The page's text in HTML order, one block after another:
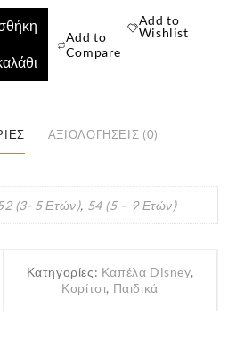
Add to
Compare
Add to
Wishlist
ΑΞΙΟΛΟΓΉΣΕΙΣ (0)
(3- 5 Ετών), 54 (5 – 9 Ετών)
Κατηγορίες: Καπέλα Disney,
Κορίτσι, Παιδικά